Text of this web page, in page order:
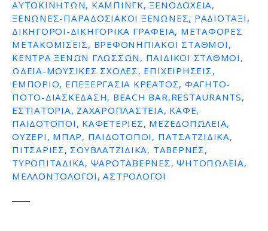
ΑΥΤΟΚΙΝΉΤΩΝ, ΚΆΜΠΙΝΓΚ, ΞΕΝΟΔΟΧΕΊΑ,
ΞΕΝΏΝΕΣ-ΠΑΡΑΔΟΣΙΑΚΟΊ ΞΕΝΏΝΕΣ, ΡΑΔΙΟΤΑΞΊ,
ΔΙΚΗΓΌΡΟΙ-ΔΙΚΗΓΟΡΙΚΆ ΓΡΑΦΕΊΑ, ΜΕΤΑΦΟΡΈΣ
ΜΕΤΑΚΟΜΊΣΕΙΣ, ΒΡΕΦΟΝΗΠΙΑΚΟΊ ΣΤΑΘΜΟΊ,
ΚΈΝΤΡΑ ΞΈΝΩΝ ΓΛΩΣΣΏΝ, ΠΑΙΔΙΚΟΊ ΣΤΑΘΜΟΊ,
ΩΔΕΊΑ-ΜΟΥΣΙΚΈΣ ΣΧΟΛΈΣ, ΕΠΙΧΕΙΡΉΣΕΙΣ,
ΕΜΠΌΡΙΟ, ΕΠΕΞΕΡΓΑΣΊΑ ΚΡΈΑΤΟΣ, ΦΑΓΗΤΌ-
ΠΟΤΌ-ΔΙΑΣΚΈΔΑΣΗ, BEACH BAR,RESTAURANTS,
ΕΣΤΙΑΤΌΡΙΑ, ΖΑΧΑΡΟΠΛΑΣΤΕΊΑ, ΚΑΦΈ,
ΠΑΙΔΌΤΟΠΟΙ, ΚΑΦΕΤΈΡΙΕΣ, ΜΕΖΕΔΟΠΩΛΕΊΑ,
ΟΥΖΕΡΊ, ΜΠΑΡ, ΠΑΙΔΌΤΟΠΟΙ, ΠΑΤΣΑΤΖΊΔΙΚΑ,
ΠΙΤΣΑΡΊΕΣ, ΣΟΥΒΛΑΤΖΊΔΙΚΑ, ΤΑΒΈΡΝΕΣ,
ΤΥΡΟΠΙΤΆΔΙΚΑ, ΨΑΡΟΤΑΒΈΡΝΕΣ, ΨΗΤΟΠΩΛΕΊΑ,
ΜΕΛΛΟΝΤΟΛΟΓΟΙ, ΑΣΤΡΟΛΌΓΟΙ